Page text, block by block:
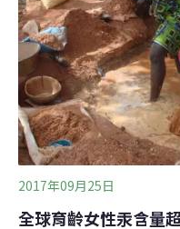
公約》連技術準則都有
Convention）執行秘書
《汞水俣公約》生效前
公約》（Rotterdam
2017年09月25日
全球育齡女性汞含量